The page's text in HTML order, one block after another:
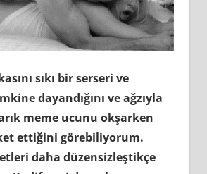
sıkı bir serseri ve
dayandığını ve ağzıyla
meme ucunu okşarken
ettiğini görebiliyorum.
daha düzensizleştikçe